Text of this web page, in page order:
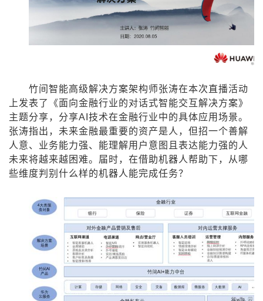
子
直
播
的
活
动
我
的
关
我
的
我
Programs
竹间智能高级解决方案架构师张涛在本次直播活动
上发表了《面向金融行业的对话式智能交互解决方案》
主题分享，分享AI技术在金融行业中的具体应用场景。
张涛指出，未来金融最重要的资产是人，但招一个善解
人意、业务能力强、能理解用户意图且表达能力强的人
未来将越来越困难。届时，在借助机器人帮助下，从哪
些维度判别什么样的机器人能完成任务？